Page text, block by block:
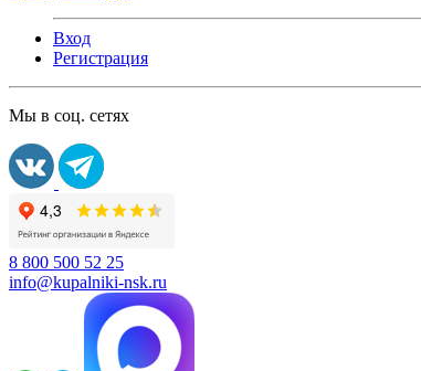
Вход
Регистрация
Мы в соц. сетях
8 800 500 52 25
info@kupalniki-nsk.ru